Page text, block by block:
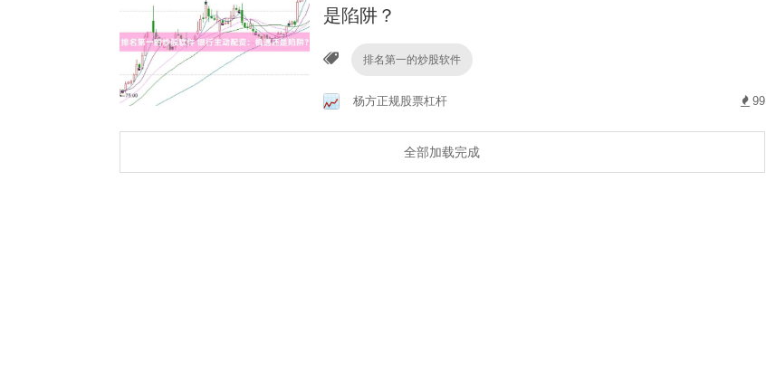
是陷阱？
排名第一的炒股软件
杨方正规股票杠杆 99
全部加载完成